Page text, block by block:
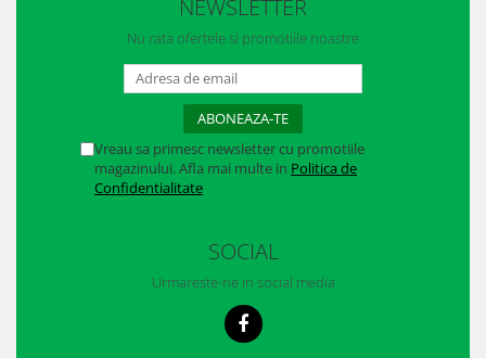
NEWSLETTER
Nu rata ofertele si promotiile noastre
Vreau sa primesc newsletter cu promotiile
magazinului. Afla mai multe in Politica de
Confidentialitate
SOCIAL
Urmareste-ne in social media